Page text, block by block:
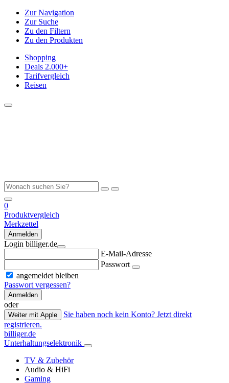
Zur Navigation
Zur Suche
Zu den Filtern
Zu den Produkten
Shopping
Deals 2.000+
Tarifvergleich
Reisen
0
Produktvergleich
Merkzettel
Anmelden
Login billiger.de
E-Mail-Adresse
Passwort
angemeldet bleiben
Passwort vergessen?
Anmelden
oder
Weiter mit Apple
Sie haben noch kein Konto? Jetzt direkt
registrieren.
billiger.de
Unterhaltungselektronik
TV & Zubehör
Audio & HiFi
Gaming